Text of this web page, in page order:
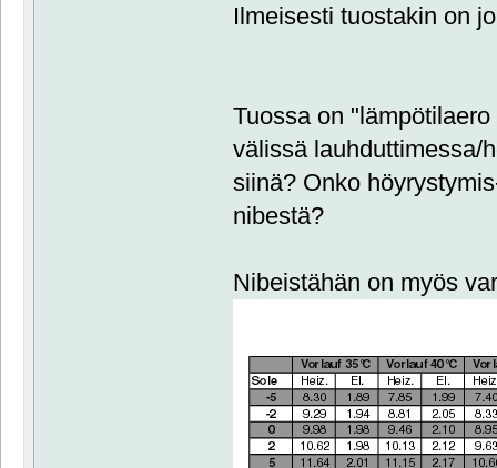
Ilmeisesti tuostakin on
Tuossa on
välissä lauhduttimessa/
siinä? Onko
nibestä?
Nibeistähän on myös